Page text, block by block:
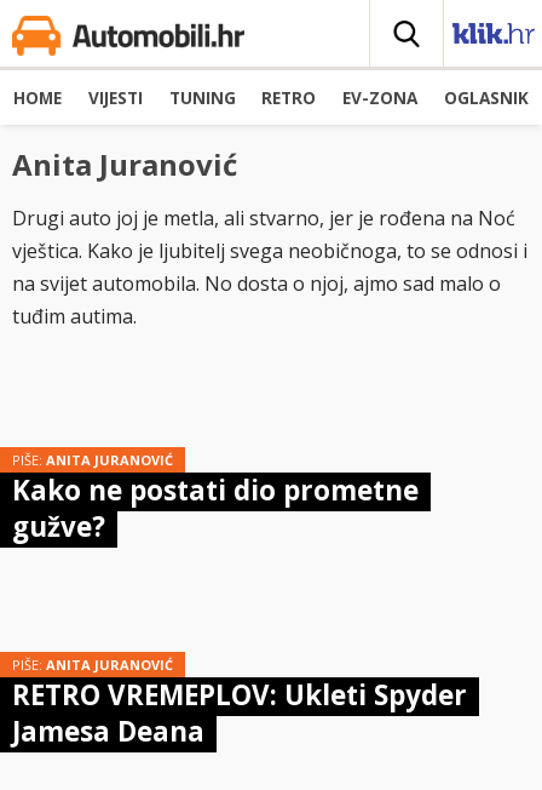
HOME VIJESTI TUNING RETRO EV-ZONA OGLASNIK
Anita Juranović
Drugi auto joj je metla, ali stvarno, jer je rođena na Noć
vještica. Kako je ljubitelj svega neobičnoga, to se odnosi i
na svijet automobila. No dosta o njoj, ajmo sad malo o
tuđim autima.
PIŠE: ANITA JURANOVIĆ
Kako ne postati dio prometne
gužve?
PIŠE: ANITA JURANOVIĆ
RETRO VREMEPLOV: Ukleti Spyder
Jamesa Deana